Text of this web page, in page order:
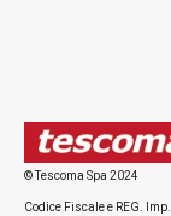
© Tescoma Spa 2024
Codice Fiscale e REG.